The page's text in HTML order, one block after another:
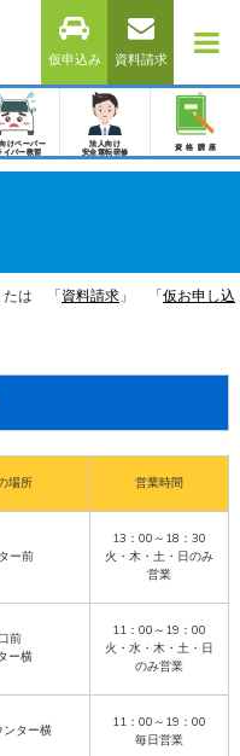
仮申込み 資料請求
けペーパー
イバー教習
法人向け
安全運転研修
資格講座
たは 「資料請求 」 「仮お申し込
場所 営業時間
ー前
13：00～18：30
火・木・土・日のみ
営業
前
ー横
11：00～19：00
火・水・木・土・日
のみ営業
ンター横
11：00～19：00
毎日営業